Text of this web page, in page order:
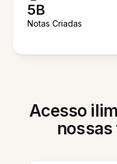
5B
Notas Criadas
Acesso